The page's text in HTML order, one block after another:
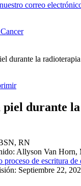
correo
durante la radioterapia
piel durante la
RN
Allyson Van Horn,
proceso de escritura de
Septiembre 22,